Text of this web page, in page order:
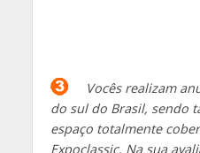
Vocês realizam
do sul do Brasil, sendo
espaço totalmente
Expoclassic. Na sua